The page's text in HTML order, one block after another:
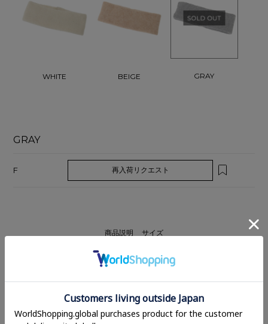
WHITE BEIGE GRAY
GRAY
F 再入荷リクエスト
商品説明 サイズ
ウール、アルパカ混の伸縮性のある糸を使用したヘアバンド。
程よくホールド感がありながら、肌触りが良く敏感肌の方でも
ストレスなく着用いただけます。切り替え付近にはCLANEロゴ